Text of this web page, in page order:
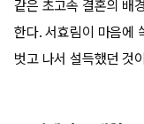
같은 초고속 결혼의 배
한다. 서효림이 마음에
벗고 나서 설득했던 것